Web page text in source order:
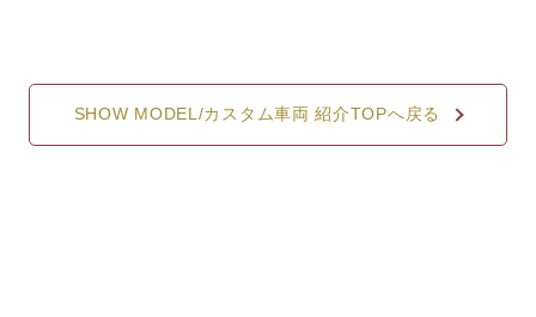
SHOW MODEL/カスタム車両 紹介TOPへ戻る